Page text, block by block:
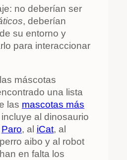
no deberían ser
, deberían
su entorno y
para interaccionar
máscotas
una lista
las mascotas más
al dinosaurio
Paro, al iCat, al
aibo y al robot
en falta los